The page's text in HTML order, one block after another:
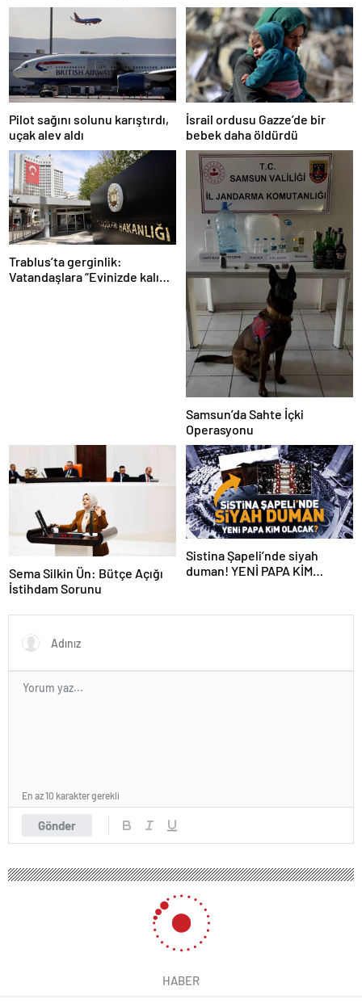
Pilot sağını solunu karıştırdı,
uçak alev aldı
İsrail ordusu Gazze’de bir
bebek daha öldürdü
Trablus’ta gerginlik:
Vatandaşlara “Evinizde kalın”
Samsun’da Sahte İçki
Operasyonu
Sema Silkin Ün: Bütçe Açığı
İstihdam Sorunu
Sistina Şapeli’nde siyah
duman! YENİ PAPA KİM
Gönder
En az 10 karakter gerekli
HABER